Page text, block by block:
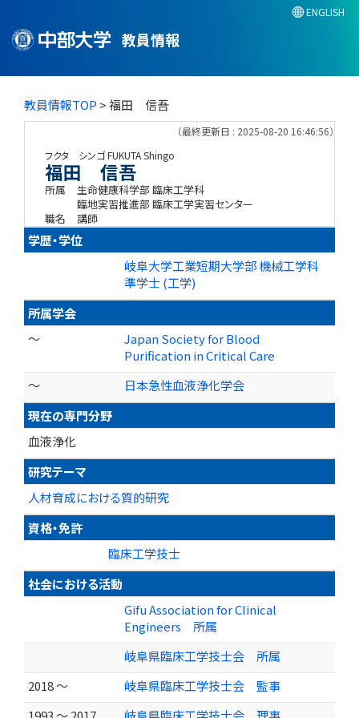
教員情報
ENGLISH
教員情報TOP > 福田 信吾
（最終更新日 : 2025-08-20 16:46:56）
フクタ シンゴFUKUTA Shingo
福田 信吾
所属
生命健康科学部 臨床工学科
臨地実習推進部 臨床工学実習センター
職名
講師
学歴・学位
岐阜大学工業短期大学部 機械工学科
準学士 (工学)
所属学会
～
Japan Society for Blood
Purification in Critical Care
～
日本急性血液浄化学会
現在の専門分野
血液浄化
研究テーマ
人材育成における質的研究
資格・免許
臨床工学技士
社会における活動
Gifu Association for Clinical
Engineers 所属
岐阜県臨床工学技士会 所属
2018 ～
岐阜県臨床工学技士会 監事